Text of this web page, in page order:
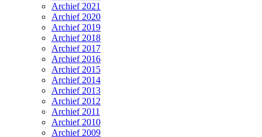
Archief 2021
Archief 2020
Archief 2019
Archief 2018
Archief 2017
Archief 2016
Archief 2015
Archief 2014
Archief 2013
Archief 2012
Archief 2011
Archief 2010
Archief 2009